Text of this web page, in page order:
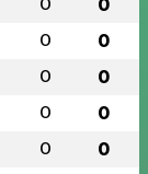
0 0
0 0
0 0
0 0
0 0